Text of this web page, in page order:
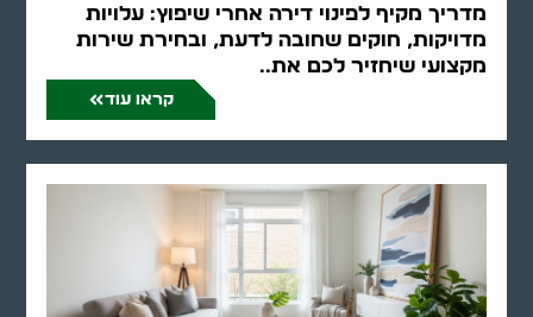
מדריך מקיף לפינוי דירה אחרי שיפוץ: עלויות
מדויקות, חוקים שחובה לדעת, ובחירת שירות
מקצועי שיחזיר לכם את..
קראו עוד